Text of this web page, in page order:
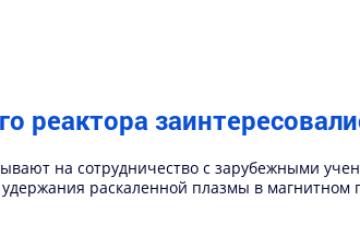
реактора
на сотрудничество с зарубежными
раскаленной плазмы в магнитном